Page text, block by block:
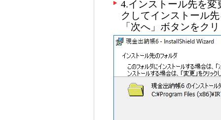
4.インストール先を
クしてインストール
「次へ」ボタンをク